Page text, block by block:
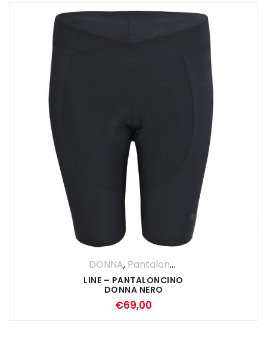
DONNA, Pantaloncini
LINE – PANTALONCINO
DONNA NERO
€69,00